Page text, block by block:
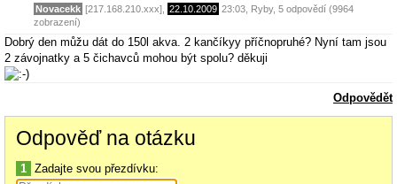
Novacekk [217.168.210.xxx], 22.10.2009 23:03 Ryby, 5 odpovědí (9964
zobrazení)
Dobrý den můžu dát do 150l akva. 2 kančíkyy příčnopruhé? Nyní tam jsou
2 závojnatky a 5 čichavců mohou být spolu? děkuji
Odpovědět
Odpověď na otázku
1 Zadajte svou přezdívku: